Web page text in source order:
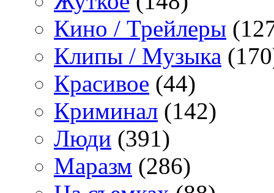
Кино / Трейлеры
Клипы / Музыка
Красивое (44)
Криминал (142)
Люди (391)
Маразм (286)